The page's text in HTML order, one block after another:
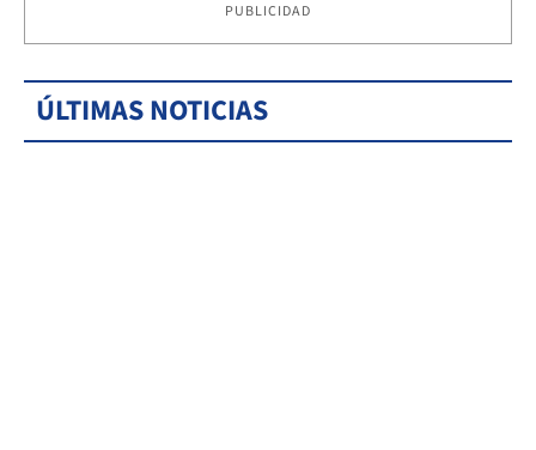
PUBLICIDAD
ÚLTIMAS NOTICIAS